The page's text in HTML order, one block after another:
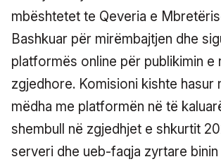
mbështetet te Qeveria e
Bashkuar për mirëmbajtjen dhe
platformës online për publikimin e
zgjedhore. Komisioni kishte hasur
mëdha me platformën në të
shembull në zgjedhjet e shkurtit
serveri dhe ueb-faqja zyrtare